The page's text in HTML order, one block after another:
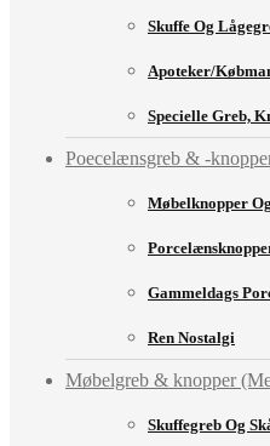
Skuffe Og
Apoteker/
Specielle Greb,
Poecelænsgreb & -
Møbelknopper
Gammeldags
Ren Nostalgi
Møbelgreb & knopper
Skuffegreb Og